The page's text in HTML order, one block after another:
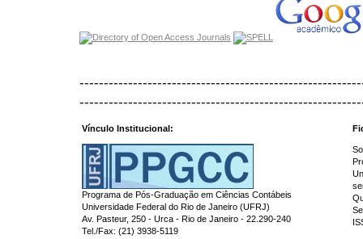
Vínculo Institucional:
Programa de Pós-Graduação em Ciências Contábeis
Universidade Federal do Rio de Janeiro (UFRJ)
Av. Pasteur, 250 - Urca - Rio de Janeiro - 22.290-240
Tel./Fax: (21) 3938-5119